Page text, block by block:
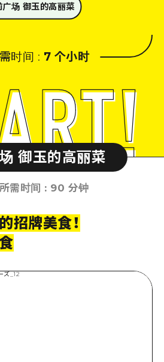
广场 御玉的高丽菜
时间 : 7 个小时
御玉的高丽菜
所需时间 : 90 分钟
招牌美食！